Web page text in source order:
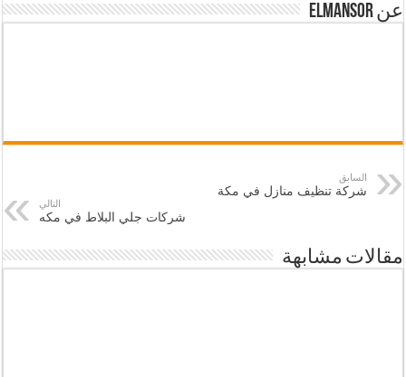
عن elmansor
السابق
شركة تنظيف منازل في مكة
التالي
شركات جلي البلاط في مكه
مقالات مشابهة